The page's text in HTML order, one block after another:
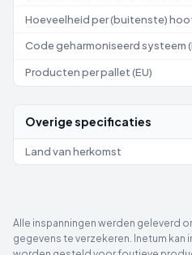
Hoeveelheid per (buitenste)
Code geharmoniseerd systeem
Producten per pallet (EU)
Overige specificaties
Land van herkomst
Alle inspanningen werden geleverd
gegevens te verzekeren. Inetum kan